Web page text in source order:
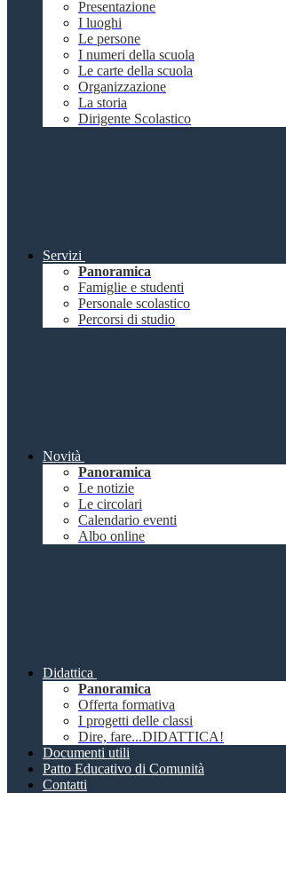
Presentazione
I luoghi
Le persone
I numeri della scuola
Le carte della scuola
Organizzazione
La storia
Dirigente Scolastico
Servizi
Panoramica
Famiglie e studenti
Personale scolastico
Percorsi di studio
Novità
Panoramica
Le notizie
Le circolari
Calendario eventi
Albo online
Didattica
Panoramica
Offerta formativa
I progetti delle classi
Dire, fare...DIDATTICA!
Documenti utili
Patto Educativo di Comunità
Contatti